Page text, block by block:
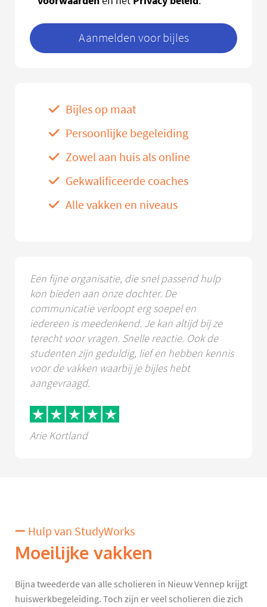
Aanmelden voor bijles
Bijles op maat
Persoonlijke begeleiding
Zowel aan huis als online
Gekwalificeerde coaches
Alle vakken en niveaus
Een fijne organisatie, die snel passend hulp
kon bieden aan onze dochter. De
communicatie verloopt erg soepel en
iedereen is meedenkend. Je kan altijd bij ze
terecht voor vragen. Snelle reactie. Ook de
studenten zijn geduldig, lief en hebben kennis
voor de vakken waarbij je bijles hebt
aangevraagd.
Arie Kortland
Hulp van StudyWorks
Moeilijke vakken
Bijna tweederde van alle scholieren in Nieuw Vennep krijgt
huiswerkbegeleiding. Toch zijn er veel scholieren die zich